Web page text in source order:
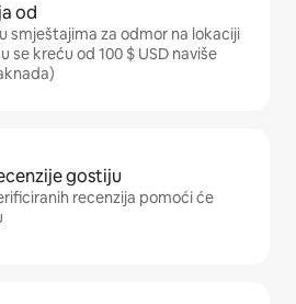
od
smještajima za odmor na lokaciji
se kreću od 100 $ USD naviše
gostiju
recenzija pomoći će